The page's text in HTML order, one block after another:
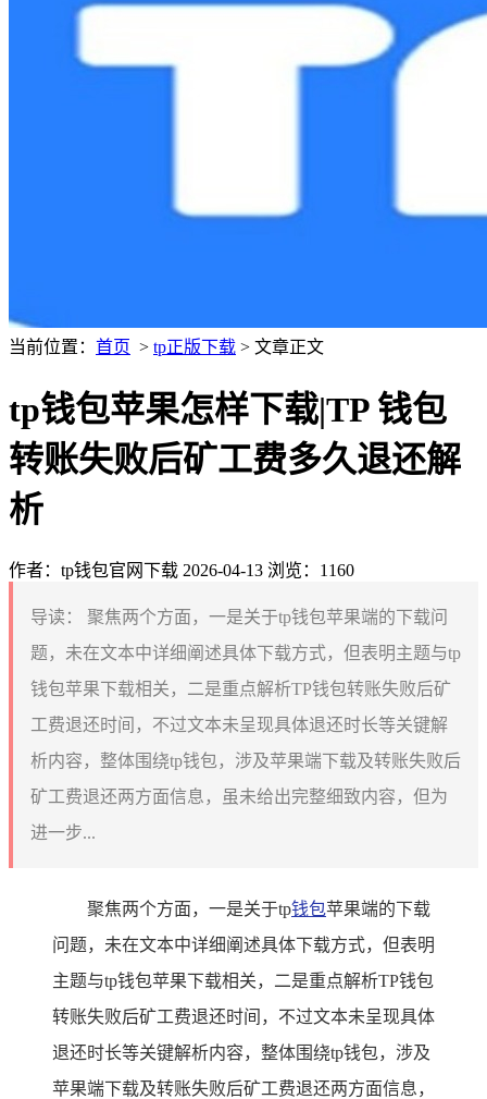
当前位置： 首页 > tp正版下载 > 文章正文
tp钱包苹果怎样下载|TP 钱包
转账失败后矿工费多久退还解
析
作者：tp钱包官网下载 2026-04-13 浏览：1160
导读：
聚焦两个方面，一是关于tp钱包苹果端的下载问
题，未在文本中详细阐述具体下载方式，但表明主题与tp
钱包苹果下载相关，二是重点解析TP钱包转账失败后矿
工费退还时间，不过文本未呈现具体退还时长等关键解
析内容，整体围绕tp钱包，涉及苹果端下载及转账失败后
矿工费退还两方面信息，虽未给出完整细致内容，但为
进一步...
聚焦两个方面，一是关于tp钱包苹果端的下载
问题，未在文本中详细阐述具体下载方式，但表明
主题与tp钱包苹果下载相关，二是重点解析TP钱包
转账失败后矿工费退还时间，不过文本未呈现具体
退还时长等关键解析内容，整体围绕tp钱包，涉及
苹果端下载及转账失败后矿工费退还两方面信息，